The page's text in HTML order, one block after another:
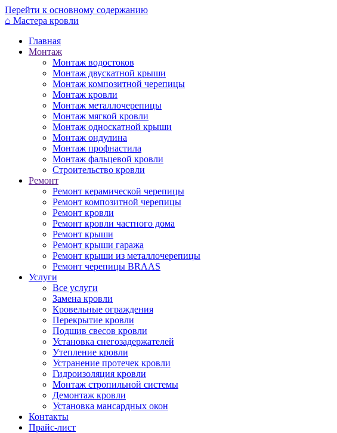
Перейти к основному содержанию
⌂ Мастера кровли
Главная
Монтаж
Монтаж водостоков
Монтаж двускатной крыши
Монтаж композитной черепицы
Монтаж кровли
Монтаж металлочерепицы
Монтаж мягкой кровли
Монтаж односкатной крыши
Монтаж ондулина
Монтаж профнастила
Монтаж фальцевой кровли
Строительство кровли
Ремонт
Ремонт керамической черепицы
Ремонт композитной черепицы
Ремонт кровли
Ремонт кровли частного дома
Ремонт крыши
Ремонт крыши гаража
Ремонт крыши из металлочерепицы
Ремонт черепицы BRAAS
Услуги
Все услуги
Замена кровли
Кровельные ограждения
Перекрытие кровли
Подшив свесов кровли
Установка снегозадержателей
Утепление кровли
Устранение протечек кровли
Гидроизоляция кровли
Монтаж стропильной системы
Демонтаж кровли
Установка мансардных окон
Контакты
Прайс-лист